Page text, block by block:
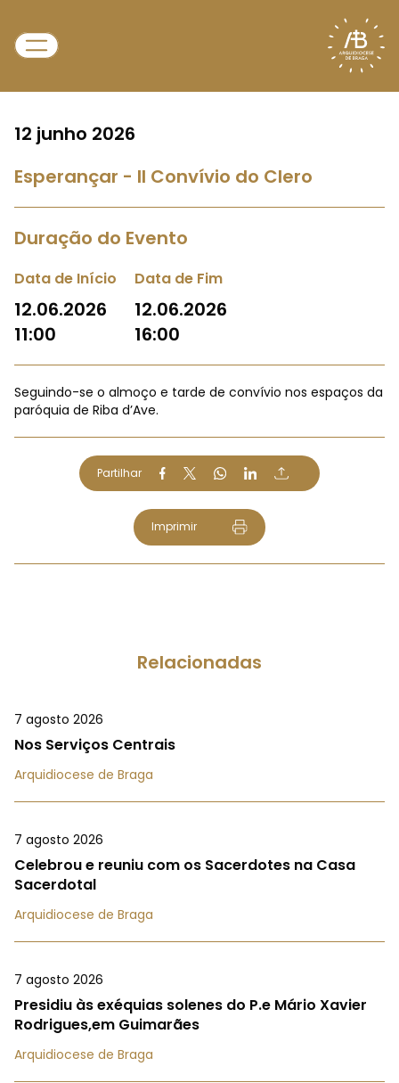
12 junho 2026
Esperançar - II Convívio do Clero
Duração do Evento
Data de Início
12.06.2026
11:00
Data de Fim
12.06.2026
16:00
Seguindo-se o almoço e tarde de convívio nos espaços da
paróquia de Riba d’Ave.
Partilhar
Imprimir
Relacionadas
7 agosto 2026
Nos Serviços Centrais
Arquidiocese de Braga
7 agosto 2026
Celebrou e reuniu com os Sacerdotes na Casa
Sacerdotal
Arquidiocese de Braga
7 agosto 2026
Presidiu às exéquias solenes do P.e Mário Xavier
Rodrigues,em Guimarães
Arquidiocese de Braga